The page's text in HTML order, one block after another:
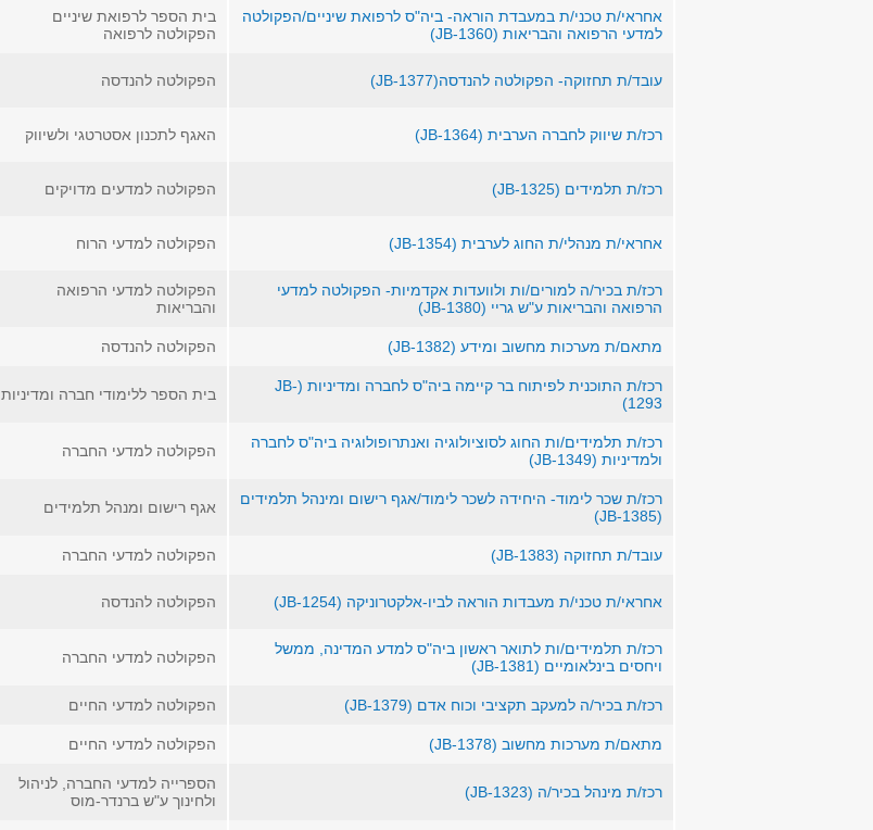
אחראי/ת טכני/ת במעבדת הוראה- ביה"ס לרפואת שיניים/הפקולטה
למדעי הרפואה והבריאות (JB-1360)
בית הספר לרפואת שיניים
הפקולטה לרפואה
עובד/ת תחזוקה- הפקולטה להנדסה(JB-1377) הפקולטה להנדסה
רכז/ת שיווק לחברה הערבית (JB-1364) האגף לתכנון אסטרטגי ולשיווק
רכז/ת תלמידים (JB-1325) הפקולטה למדעים מדויקים
אחראי/ת מנהלי/ת החוג לערבית (JB-1354) הפקולטה למדעי הרוח
רכז/ת בכיר/ה למורים/ות ולוועדות אקדמיות- הפקולטה למדעי
הרפואה והבריאות ע"ש גריי (JB-1380)
הפקולטה למדעי הרפואה
והבריאות
מתאם/ת מערכות מחשוב ומידע (JB-1382) הפקולטה להנדסה
רכז/ת התוכנית לפיתוח בר קיימה ביה"ס לחברה ומדיניות (JB-
1293)
בית הספר ללימודי חברה ומדיניות
רכז/ת תלמידים/ות החוג לסוציולוגיה ואנתרופולוגיה ביה"ס לחברה
ולמדיניות (JB-1349)
הפקולטה למדעי החברה
רכז/ת שכר לימוד- היחידה לשכר לימוד/אגף רישום ומינהל תלמידים
(JB-1385)
אגף רישום ומנהל תלמידים
עובד/ת תחזוקה (JB-1383) הפקולטה למדעי החברה
אחראי/ת טכני/ת מעבדות הוראה לביו-אלקטרוניקה (JB-1254) הפקולטה להנדסה
רכז/ת תלמידים/ות לתואר ראשון ביה"ס למדע המדינה, ממשל
ויחסים בינלאומיים (JB-1381)
הפקולטה למדעי החברה
רכז/ת בכיר/ה למעקב תקציבי וכוח אדם (JB-1379) הפקולטה למדעי החיים
מתאם/ת מערכות מחשוב (JB-1378) הפקולטה למדעי החיים
רכז/ת מינהל בכיר/ה (JB-1323)
הספרייה למדעי החברה, לניהול
ולחינוך ע"ש ברנדר-מוס